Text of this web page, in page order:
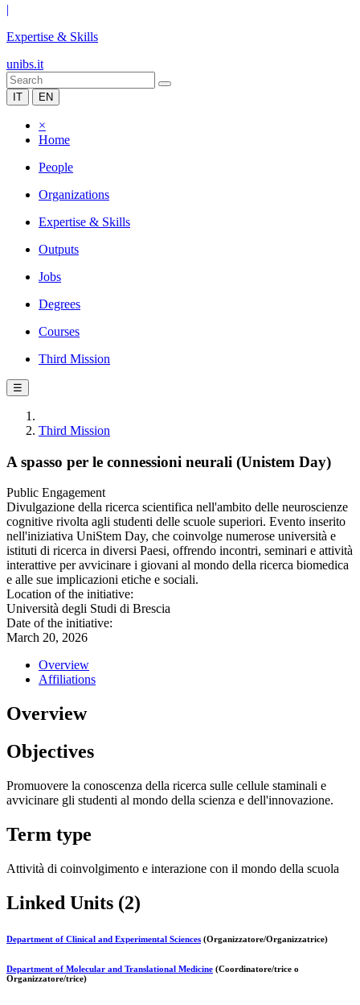
|
Expertise & Skills
unibs.it
IT EN
×
Home
People
Organizations
Expertise & Skills
Outputs
Jobs
Degrees
Courses
Third Mission
☰
Third Mission
A spasso per le connessioni neurali (Unistem Day)
Public Engagement
Divulgazione della ricerca scientifica nell'ambito delle neuroscienze
cognitive rivolta agli studenti delle scuole superiori. Evento inserito
nell'iniziativa UniStem Day, che coinvolge numerose università e
istituti di ricerca in diversi Paesi, offrendo incontri, seminari e attività
interattive per avvicinare i giovani al mondo della ricerca biomedica
e alle sue implicazioni etiche e sociali.
Location of the initiative:
Università degli Studi di Brescia
Date of the initiative:
March 20, 2026
Overview
Affiliations
Overview
Objectives
Promuovere la conoscenza della ricerca sulle cellule staminali e
avvicinare gli studenti al mondo della scienza e dell'innovazione.
Term type
Attività di coinvolgimento e interazione con il mondo della scuola
Linked Units (2)
Department of Clinical and Experimental Sciences (Organizzatore/Organizzatrice)
Department of Molecular and Translational Medicine (Coordinatore/trice o
Organizzatore/trice)